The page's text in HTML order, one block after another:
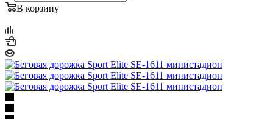
В корзину